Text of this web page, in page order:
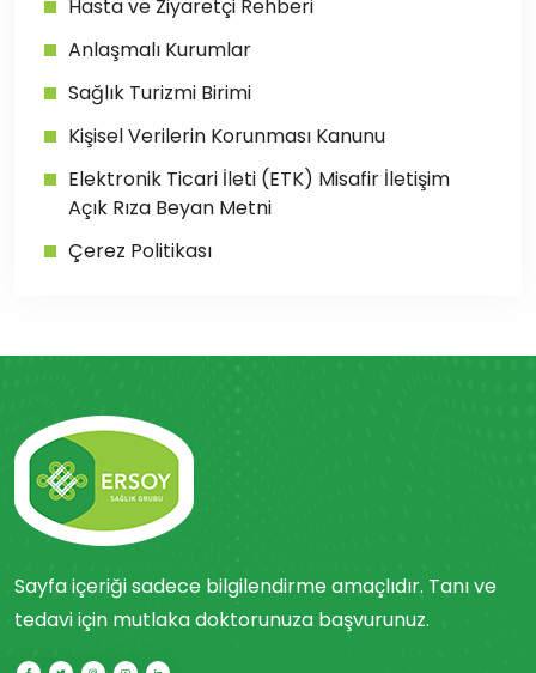
Hasta ve Ziyaretçi Rehberi
Anlaşmalı Kurumlar
Sağlık Turizmi Birimi
Kişisel Verilerin Korunması Kanunu
Elektronik Ticari İleti (ETK) Misafir İletişim
Açık Rıza Beyan Metni
Çerez Politikası
Sayfa içeriği sadece bilgilendirme amaçlıdır. Tanı ve
tedavi için mutlaka doktorunuza başvurunuz.